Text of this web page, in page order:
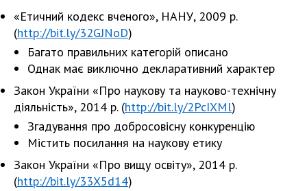
«Етичний кодекс вченого», НАНУ, 2009 р.
(http://bit.ly/32GJNoD)
Багато правильних категорій описано
Однак має виключно декларативний характер
Закон України «Про наукову та науково-технічну
діяльність», 2014 р. (http://bit.ly/2PcIXMl)
Згадування про добросовісну конкуренцію
Містить посилання на наукову етику
Закон України «Про вищу освіту», 2014 р.
(http://bit.ly/33X5d14)